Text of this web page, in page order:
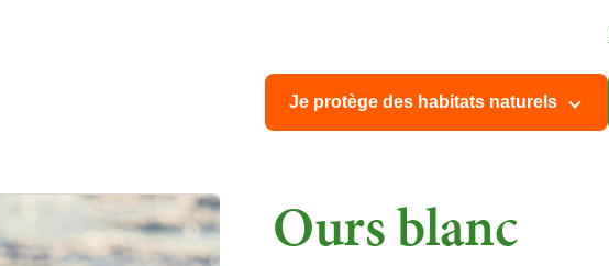
Je protège des habitats naturels
Ours blanc